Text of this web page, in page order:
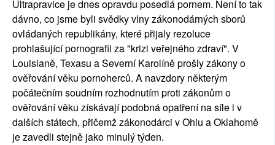
Ultrapravice je dnes opravdu posedlá pornem. Není to tak
dávno, co jsme byli svědky vlny zákonodárných sborů
ovládaných republikány, které přijaly rezoluce
prohlašující pornografii za "krizi veřejného zdraví". V
Louisianě, Texasu a Severní Karolíně prošly zákony o
ověřování věku pornoherců. A navzdory některým
počátečním soudním rozhodnutím proti zákonům o
ověřování věku získávají podobná opatření na síle i v
dalších státech, přičemž zákonodárci v Ohiu a Oklahomě
je zavedli stejně jako minulý týden.